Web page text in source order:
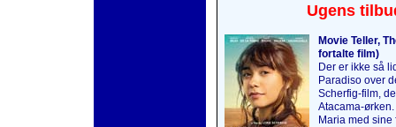
Ugens
Movie Teller,
fortalte film)
Der er ikke så
Paradiso over
Scherfig-film,
Atacama-
Maria med